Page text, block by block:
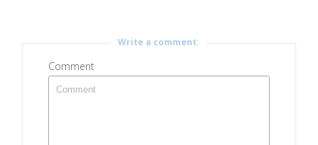
Write a comment:
Comment